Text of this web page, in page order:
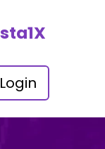
Login